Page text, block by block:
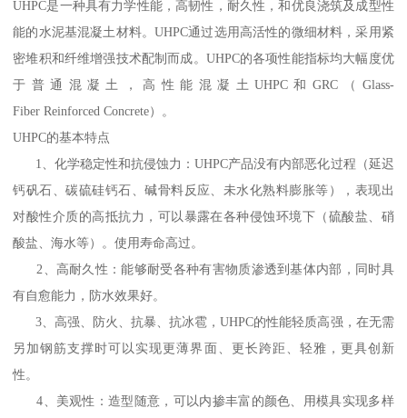
UHPC是一种具有力学性能，高韧性，耐久性，和优良浇筑及成型性
能的水泥基混凝土材料。UHPC通过选用高活性的微细材料，采用紧
密堆积和纤维增强技术配制而成。UHPC的各项性能指标均大幅度优
于普通混凝土，高性能混凝土UHPC和GRC（Glass-
Fiber Reinforced Concrete）。
UHPC的基本特点
1、化学稳定性和抗侵蚀力：UHPC产品没有内部恶化过程（延迟
钙矾石、碳硫硅钙石、碱骨料反应、未水化熟料膨胀等），表现出
对酸性介质的高抵抗力，可以暴露在各种侵蚀环境下（硫酸盐、硝
酸盐、海水等）。使用寿命高过。
2、高耐久性：能够耐受各种有害物质渗透到基体内部，同时具
有自愈能力，防水效果好。
3、高强、防火、抗暴、抗冰雹，UHPC的性能轻质高强，在无需
另加钢筋支撑时可以实现更薄界面、更长跨距、轻雅，更具创新
性。
4、美观性：造型随意，可以内掺丰富的颜色、用模具实现多样